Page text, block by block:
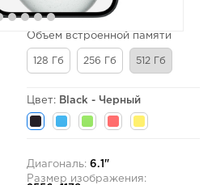
Объем встроенной памяти
128 Гб 256 Гб 512 Гб
Цвет: Black - Черный
Диагональ: 6.1"
Размер изображения: